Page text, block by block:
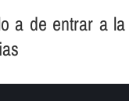
a de entrar a la